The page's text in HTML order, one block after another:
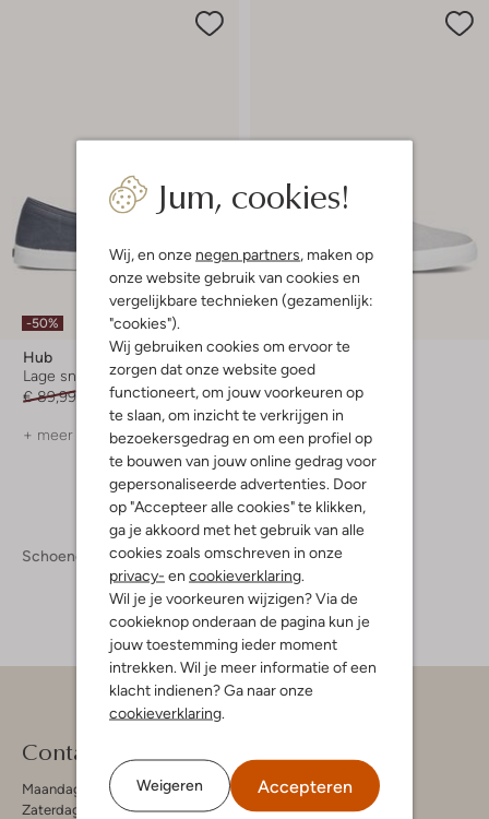
Jum, cookies!
Wij, en onze negen partners , maken op
onze website gebruik van cookies en
vergelijkbare technieken (gezamenlijk:
"cookies").
Wij gebruiken cookies om ervoor te
zorgen dat onze website goed
functioneert, om jouw voorkeuren op
te slaan, om inzicht te verkrijgen in
bezoekersgedrag en om een profiel op
te bouwen van jouw online gedrag voor
gepersonaliseerde advertenties. Door
op "Accepteer alle cookies" te klikken,
ga je akkoord met het gebruik van alle
cookies zoals omschreven in onze
privacy- en cookieverklaring
Wil je je voorkeuren wijzigen? Via de
cookieknop onderaan de pagina kun je
jouw toestemming ieder moment
intrekken. Wil je meer informatie of een
klacht indienen? Ga naar onze
cookieverklaring
Weigeren Accepteren
-50%
Hub
Lage sneakers
€ 89,99
€ 44,99
+ meer kleuren
Hub
Lage sneakers
€ 89,99 € 44,99
+ meer kleuren
Schoenen Loafers Loafers Heren
Contact
Maandag - Vrijdag 09:00 - 19:00 uur
Zaterdag 09:00 - 17:00 uur